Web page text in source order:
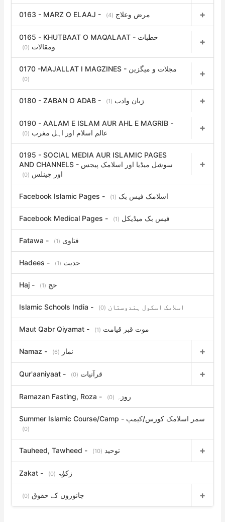
0163 - MARZ O ELAAJ - مرض وعلاج (4)
0165 - KHUTBAAT O MAQALAAT - خطبات
ومقالات (0)
0170 -MAJALLAT I MAGZINES - مجلات و میگزین
(0)
0180 - ZABAN O ADAB - زبان وادب (1)
0190 - AALAM E ISLAM AUR AHL E MAGRIB -
عالم اسلام اور اہل مغرب (0)
0195 - SOCIAL MEDIA AUR ISLAMIC PAGES
AND CHANNELS - سوشل میڈیا اور اسلامک پیجس
اور چینلس (0)
Facebook Islamic Pages - اسلامک فیس بک (1)
Facebook Medical Pages - فیس بک میڈیکل (1)
Fatawa - فتاوی (1)
Hadees - حدیث (1)
Haj - حج (1)
Islamic Schools India - اسلامک اسکول ہندوستان (0)
Maut Qabr Qiyamat - موت قبر قیامت (1)
Namaz - نماز (6)
Qur'aaniyaat - قرآنیات (0)
Ramazan Fasting, Roza - روزہ (0)
Summer Islamic Course/Camp - سمر اسلامک کورس/کیمپ
(0)
Tauheed, Tawheed - توحید (10)
Zakat - زکوٰۃ (0)
جانوروں کے حقوق (0)